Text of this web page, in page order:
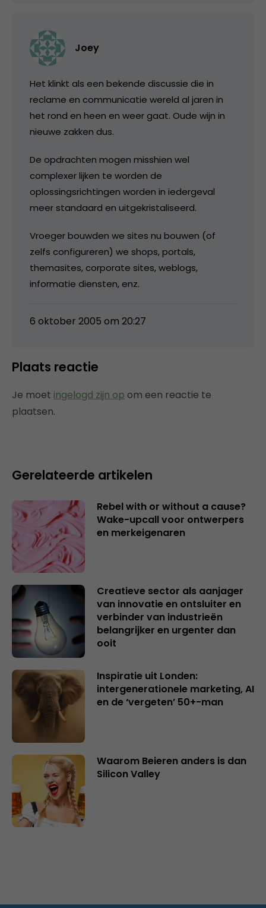
Joey
Het klinkt als een bekende discussie die in
reclame en communicatie wereld al jaren in
het rond en heen en weer gaat. Oude wijn in
nieuwe zakken dus.
De opdrachten mogen misshien wel
complexer lijken te worden de
oplossingsrichtingen worden in iedergeval
meer standaard en uitgekristaliseerd.
Vroeger bouwden we sites nu bouwen (of
zelfs configureren) we shops, portals,
themasites, corporate sites, weblogs,
informatie diensten, enz.
6 oktober 2005 om 20:27
Plaats reactie
Je moet ingelogd zijn op om een reactie te
plaatsen.
Gerelateerde artikelen
Rebel with or without a cause?
Wake-upcall voor ontwerpers
en merkeigenaren
Creatieve sector als aanjager
van innovatie en ontsluiter en
verbinder van industrieën
belangrijker en urgenter dan
ooit
Inspiratie uit Londen:
intergenerationele marketing, AI
en de ‘vergeten’ 50+-man
Waarom Beieren anders is dan
Silicon Valley